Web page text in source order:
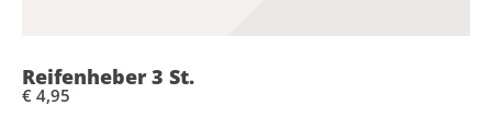
Reifenheber 3 St.
€ 4,95